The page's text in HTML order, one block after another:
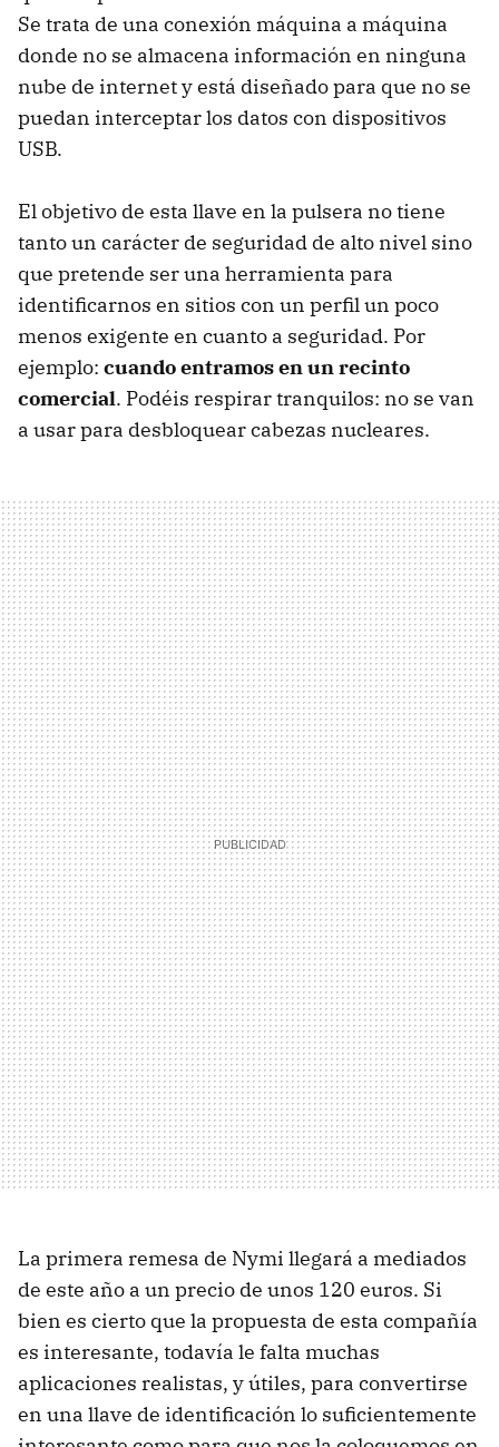
Se trata de una conexión máquina a máquina
donde no se almacena información en ninguna
nube de internet y está diseñado para que no se
puedan interceptar los datos con dispositivos
USB.
El objetivo de esta llave en la pulsera no tiene
tanto un carácter de seguridad de alto nivel sino
que pretende ser una herramienta para
identificarnos en sitios con un perfil un poco
menos exigente en cuanto a seguridad. Por
ejemplo: cuando entramos en un recinto
comercial. Podéis respirar tranquilos: no se van
a usar para desbloquear cabezas nucleares.
La primera remesa de Nymi llegará a mediados
de este año a un precio de unos 120 euros. Si
bien es cierto que la propuesta de esta compañía
es interesante, todavía le falta muchas
aplicaciones realistas, y útiles, para convertirse
en una llave de identificación lo suficientemente